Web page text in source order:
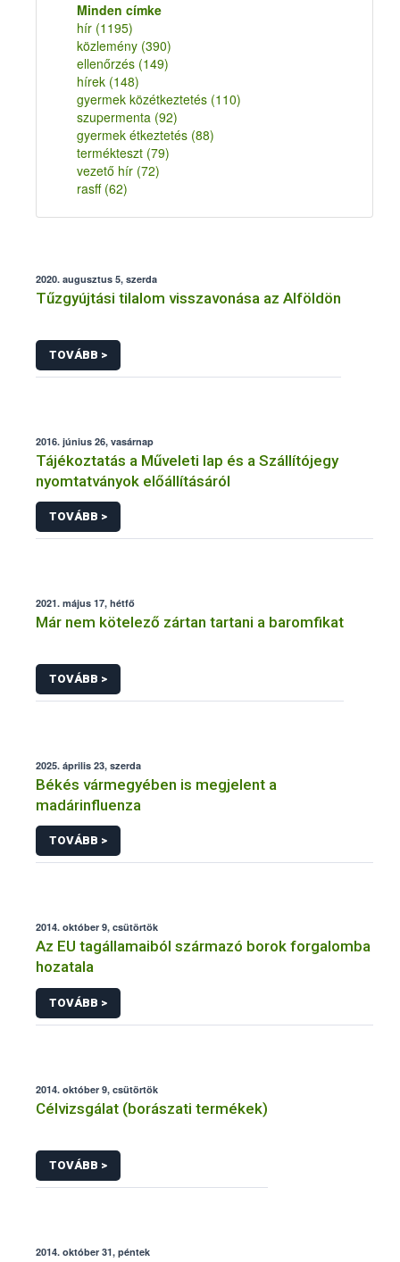
Minden címke
hír (1195)
közlemény (390)
ellenőrzés (149)
hírek (148)
gyermek közétkeztetés (110)
szupermenta (92)
gyermek étkeztetés (88)
termékteszt (79)
vezető hír (72)
rasff (62)
2020. augusztus 5, szerda
Tűzgyújtási tilalom visszavonása az Alföldön
TOVÁBB >
2016. június 26, vasárnap
Tájékoztatás a Műveleti lap és a Szállítójegy
nyomtatványok előállításáról
TOVÁBB >
2021. május 17, hétfő
Már nem kötelező zártan tartani a baromfikat
TOVÁBB >
2025. április 23, szerda
Békés vármegyében is megjelent a
madárinfluenza
TOVÁBB >
2014. október 9, csütörtök
Az EU tagállamaiból származó borok forgalomba
hozatala
TOVÁBB >
2014. október 9, csütörtök
Célvizsgálat (borászati termékek)
TOVÁBB >
2014. október 31, péntek